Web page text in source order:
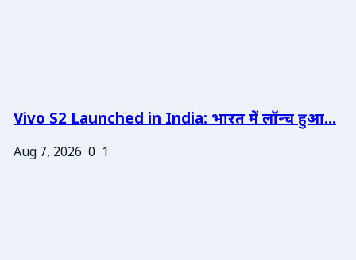
Vivo S2 Launched in India: भारत में लॉन्च हुआ...
Aug 7, 2026 0 1